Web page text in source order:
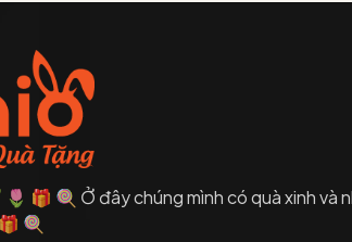
🌷 🎁 🍭 Ở đây chúng mình có quà xinh và
🍭